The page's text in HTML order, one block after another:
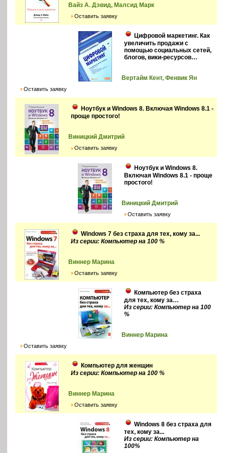
Вайз А. Дэвид, Малсид Марк
Оставить заявку
Цифровой маркетинг. Как
увеличить продажи с
помощью социальных сетей,
блогов, вики-ресурсов…
Вертайм Кент, Фенвик Ян
Оставить заявку
Ноутбук и Windows 8. Включая Windows 8.1 -
проще простого!
Виницкий Дмитрий
Оставить заявку
Ноутбук и Windows 8.
Включая Windows 8.1 - проще
простого!
Виницкий Дмитрий
Оставить заявку
Windows 7 без страха для тех, кому за...
Из серии: Компьютер на 100 %
Виннер Марина
Оставить заявку
Компьютер без страха
для тех, кому за…
Из серии: Компьютер на 100
%
Виннер Марина
Оставить заявку
Компьютер для женщин
Из серии: Компьютер на 100 %
Виннер Марина
Оставить заявку
Windows 8 без страха для
тех, кому за...
Из серии: Компьютер на
100%